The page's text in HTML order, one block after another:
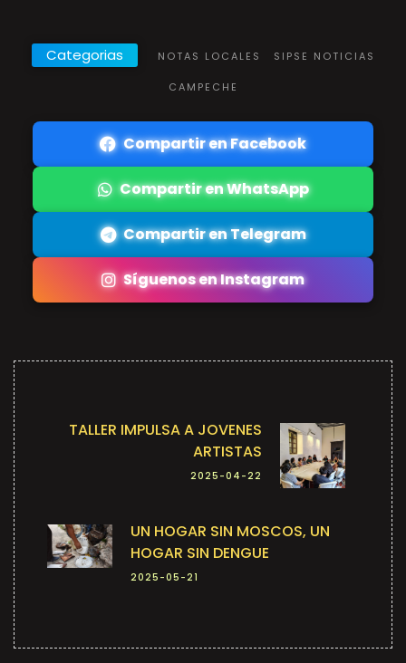
Categorias NOTAS LOCALES SIPSE NOTICIAS
CAMPECHE
Compartir en Facebook
Compartir en WhatsApp
Compartir en Telegram
Síguenos en Instagram
TALLER IMPULSA A JOVENES
ARTISTAS
2025-04-22
UN HOGAR SIN MOSCOS, UN
HOGAR SIN DENGUE
2025-05-21